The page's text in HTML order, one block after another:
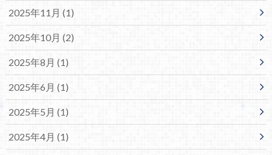
2025年11月 (1)
2025年10月 (2)
2025年8月 (1)
2025年6月 (1)
2025年5月 (1)
2025年4月 (1)